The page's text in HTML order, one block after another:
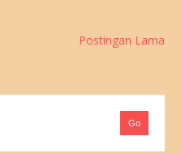
Postingan Lama